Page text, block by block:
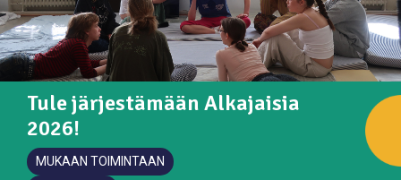
Tule järjestämään Alkajaisia
2026!
MUKAAN TOIMINTAAN